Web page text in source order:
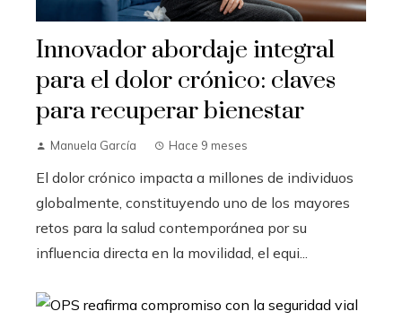
Innovador abordaje integral
para el dolor crónico: claves
para recuperar bienestar
Manuela García Hace 9 meses
El dolor crónico impacta a millones de individuos
globalmente, constituyendo uno de los mayores
retos para la salud contemporánea por su
influencia directa en la movilidad, el equi...